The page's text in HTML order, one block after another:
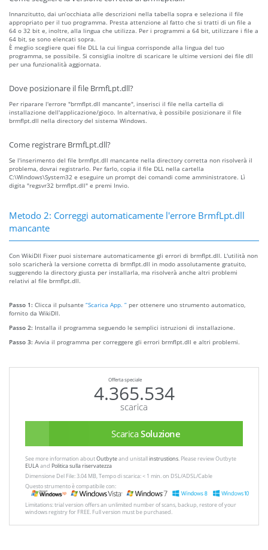
Innanzitutto, dai un’occhiata alle descrizioni nella tabella sopra e seleziona il file
appropriato per il tuo programma. Presta attenzione al fatto che si tratti di un file a
64 o 32 bit e, inoltre, alla lingua che utilizza. Per i programmi a 64 bit, utilizzare i file a
64 bit, se sono elencati sopra.
È meglio scegliere quei file DLL la cui lingua corrisponde alla lingua del tuo
programma, se possibile. Si consiglia inoltre di scaricare le ultime versioni dei file dll
per una funzionalità aggiornata.
Dove posizionare il file BrmfLpt.dll?
Per riparare l'errore "brmflpt.dll mancante", inserisci il file nella cartella di
installazione dell'applicazione/gioco. In alternativa, è possibile posizionare il file
brmflpt.dll nella directory del sistema Windows.
Come registrare BrmfLpt.dll?
Se l'inserimento del file brmflpt.dll mancante nella directory corretta non risolverà il
problema, dovrai registrarlo. Per farlo, copia il file DLL nella cartella
C:\Windows\System32 e eseguire un prompt dei comandi come amministratore. Lì
digita "regsvr32 brmflpt.dll" e premi Invio.
Metodo 2: Correggi automaticamente l'errore BrmfLpt.dll
mancante
Con WikiDll Fixer puoi sistemare automaticamente gli errori di brmflpt.dll. L'utilità non
solo scaricherà la versione corretta di brmflpt.dll in modo assolutamente gratuito,
suggerendo la directory giusta per installarla, ma risolverà anche altri problemi
relativi al file brmflpt.dll.
Passo 1: Clicca il pulsante “Scarica App. ” per ottenere uno strumento automatico,
fornito da WikiDll.
Passo 2: Installa il programma seguendo le semplici istruzioni di installazione.
Passo 3: Avvia il programma per correggere gli errori brmflpt.dll e altri problemi.
Offerta speciale
4.365.534
scarica
ScaricaSoluzione
See more information aboutOutbyteand unistallinstrustions. Please review Outbyte
EULAand Politica sulla riservatezza
Dimensione Del File: 3.04 MB, Tempo di scarica: < 1 min. on DSL/ADSL/Cable
Questo strumento è compatibile con:
Limitations: trial version offers an unlimited number of scans, backup, restore of your
windows registry for FREE. Full version must be purchased.